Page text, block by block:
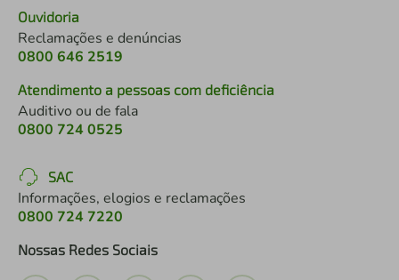
Ouvidoria
Reclamações e denúncias
0800 646 2519
Atendimento a pessoas com deficiência
Auditivo ou de fala
0800 724 0525
SAC
Informações, elogios e reclamações
0800 724 7220
Nossas Redes Sociais